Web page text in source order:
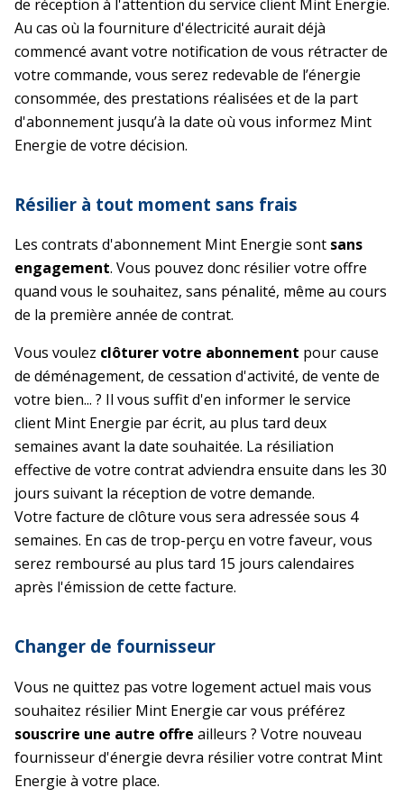
de réception à l'attention du service client Mint Energie.
Au cas où la fourniture d'électricité aurait déjà
commencé avant votre notification de vous rétracter de
votre commande, vous serez redevable de l’énergie
consommée, des prestations réalisées et de la part
d'abonnement jusqu’à la date où vous informez Mint
Energie de votre décision.
Résilier à tout moment sans frais
Les contrats d'abonnement Mint Energie sont sans
engagement. Vous pouvez donc résilier votre offre
quand vous le souhaitez, sans pénalité, même au cours
de la première année de contrat.
Vous voulez clôturer votre abonnement pour cause
de déménagement, de cessation d'activité, de vente de
votre bien... ? Il vous suffit d'en informer le service
client Mint Energie par écrit, au plus tard deux
semaines avant la date souhaitée. La résiliation
effective de votre contrat adviendra ensuite dans les 30
jours suivant la réception de votre demande.
Votre facture de clôture vous sera adressée sous 4
semaines. En cas de trop-perçu en votre faveur, vous
serez remboursé au plus tard 15 jours calendaires
après l'émission de cette facture.
Changer de fournisseur
Vous ne quittez pas votre logement actuel mais vous
souhaitez résilier Mint Energie car vous préférez
souscrire une autre offre ailleurs ? Votre nouveau
fournisseur d'énergie devra résilier votre contrat Mint
Energie à votre place.